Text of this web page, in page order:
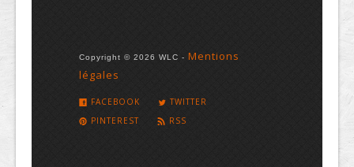
Copyright © 2026 WLC - Mentions
légales
FACEBOOK
TWITTER
PINTEREST
RSS